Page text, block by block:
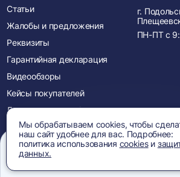
ПРИМЕНИТЬ
ЗАКРЫТЬ
ЗАКРЫТЬ
ЗАКРЫТЬ
Мы обрабатываем cookies, чтобы
наш сайт удобнее для вас. Подробнее:
политика использования cookiesи
данных.
Статьи
Жалобы и предложения
Реквизиты
Гарантийная декларация
Видеообзоры
Кейсы покупателей
Лицензии и сертификаты
Менеджеры
Акции
Новинки
г.
ПН-ПТ с